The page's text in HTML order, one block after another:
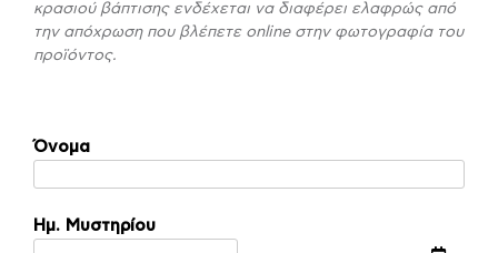
κρασιού βάπτισης ενδέχεται να διαφέρει ελαφρώς από
την απόχρωση που βλέπετε online στην φωτογραφία του
προϊόντος.
Όνομα
Ημ. Μυστηρίου